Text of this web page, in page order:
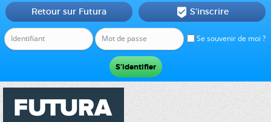
Se souvenir de moi ?
Retour sur Futura  S'inscrire